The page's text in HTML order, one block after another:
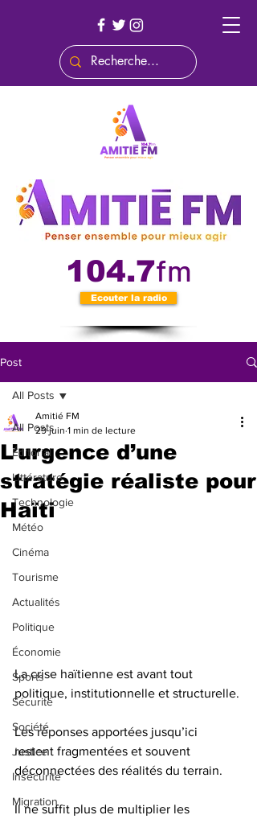
104.7fm
Ecouter la radio
Post
All Posts
Éditorial
Littérature
Technologie
Météo
Cinéma
Tourisme
Actualités
Politique
Économie
Sports
Sécurité
Société
Justice
Insécurité
Migration
All Posts
L’urgence d’une
stratégie réaliste pour
Haïti
Amitié FM
29 juin 1 min de lecture
La crise haïtienne est avant tout
politique, institutionnelle et structurelle.
Les réponses apportées jusqu’ici
restent fragmentées et souvent
déconnectées des réalités du terrain.
Il ne suffit plus de multiplier les